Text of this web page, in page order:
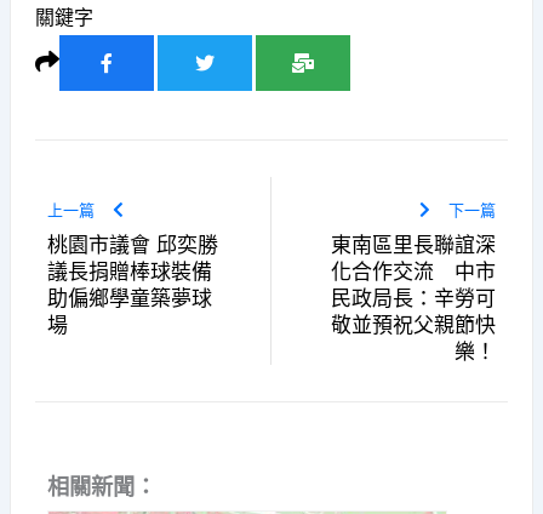
關鍵字
上一篇
桃園市議會 邱奕勝
議長捐贈棒球裝備
助偏鄉學童築夢球
場
下一篇
東南區里長聯誼深
化合作交流 中市
民政局長：辛勞可
敬並預祝父親節快
樂！
相關新聞：